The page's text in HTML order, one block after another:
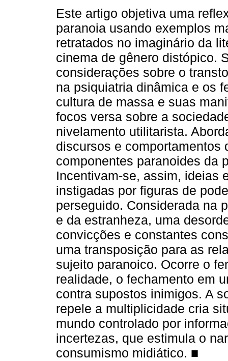
Este artigo objetiva uma
paranoia usando exemplos
retratados no imaginário da
cinema de gênero distópico.
considerações sobre o
na psiquiatria dinâmica e os
cultura de massa e suas
focos versa sobre a
nivelamento utilitarista.
discursos e comportamentos
componentes paranoides da
Incentivam-se, assim, ideias
instigadas por figuras de
perseguido. Considerada na
e da estranheza, uma
convicções e constantes
uma transposição para as
sujeito paranoico. Ocorre o
realidade, o fechamento em
contra supostos inimigos. A
repele a multiplicidade cria
mundo controlado por
incertezas, que estimula o
consumismo midiático. ■